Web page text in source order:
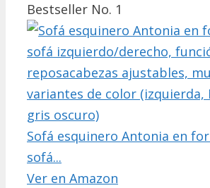
Bestseller No. 1
Sofá esquinero Antonia en
sofá...
Ver en Amazon